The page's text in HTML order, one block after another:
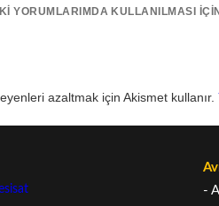
YORUMLARIMDA KULLANILMASI
azaltmak için Akismet kullanır.
-